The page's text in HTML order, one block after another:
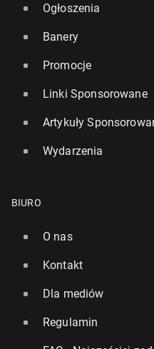
Ogłoszenia
Banery
Promocje
Linki Sponsorowane
Artykuły
Wydarzenia
BIURO
O nas
Kontakt
Dla mediów
Regulamin